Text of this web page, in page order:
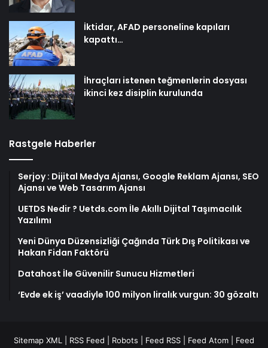
İktidar, AFAD personeline kapıları
kapattı…
İhraçları istenen teğmenlerin dosyası
ikinci kez disiplin kurulunda
Rastgele Haberler
Serjoy : Dijital Medya Ajansı, Google Reklam Ajansı, SEO
Ajansı ve Web Tasarım Ajansı
UETDS Nedir ? Uetds.com İle Akıllı Dijital Taşımacılık
Yazılımı
Yeni Dünya Düzensizliği Çağında Türk Dış Politikası ve
Hakan Fidan Faktörü
Datahost İle Güvenilir Sunucu Hizmetleri
‘Evde ek iş’ vaadiyle 100 milyon liralık vurgun: 30 gözaltı
Sitemap XML RSS Feed Robots Feed RSS Feed Atom Feed